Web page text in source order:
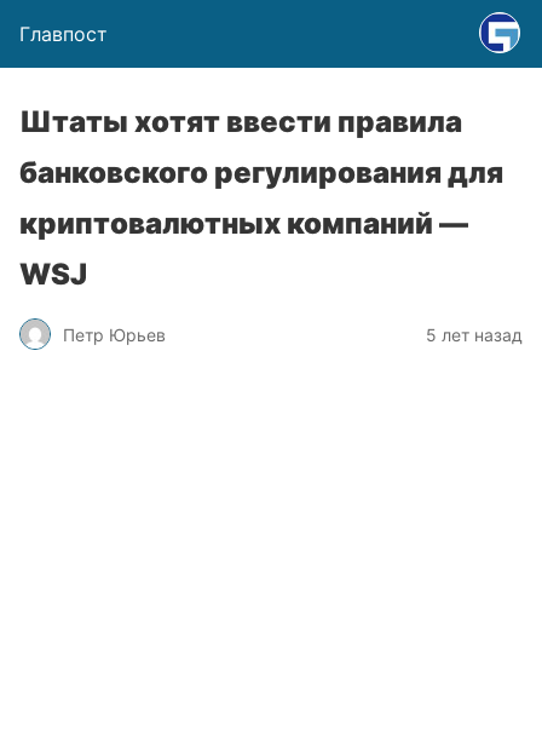
Главпост
Штаты хотят ввести правила
банковского регулирования для
криптовалютных компаний —
WSJ
Петр Юрьев 5 лет назад